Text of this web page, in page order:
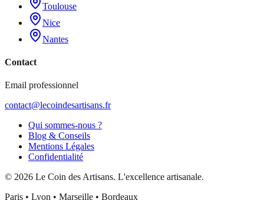
Toulouse
Nice
Nantes
Contact
Email professionnel
contact@lecoindesartisans.fr
Qui sommes-nous ?
Blog & Conseils
Mentions Légales
Confidentialité
© 2026 Le Coin des Artisans. L'excellence artisanale.
Paris • Lyon • Marseille • Bordeaux